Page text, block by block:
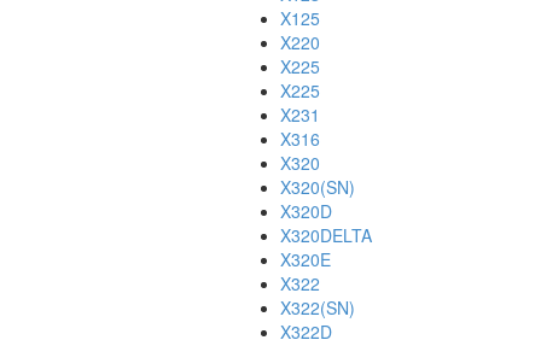
X125
X220
X225
X225
X231
X316
X320
X320(SN)
X320D
X320DELTA
X320E
X322
X322(SN)
X322D